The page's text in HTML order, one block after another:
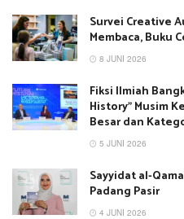
Survei Creative
Membaca, Buku
8 JUNI 2026
Fiksi Ilmiah
History” Musim
Besar dan
5 JUNI 2026
Sayyidat al-
Padang Pasir
4 JUNI 2026